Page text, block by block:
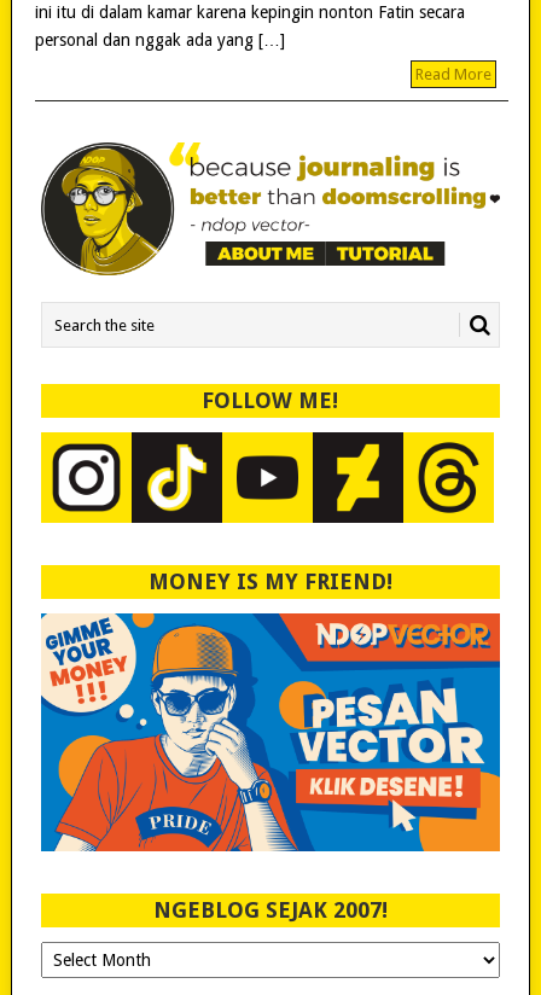
ini itu di dalam kamar karena kepingin nonton Fatin secara
personal dan nggak ada yang […]
Read More
FOLLOW ME!
MONEY IS MY FRIEND!
NGEBLOG SEJAK 2007!
Ngeblog
Sejak